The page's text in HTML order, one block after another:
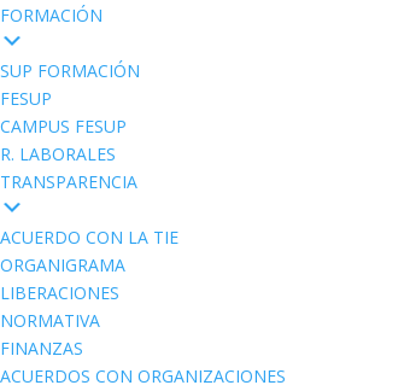
FORMACIÓN
SUP FORMACIÓN
FESUP
CAMPUS FESUP
R. LABORALES
TRANSPARENCIA
ACUERDO CON LA TIE
ORGANIGRAMA
LIBERACIONES
NORMATIVA
FINANZAS
ACUERDOS CON ORGANIZACIONES